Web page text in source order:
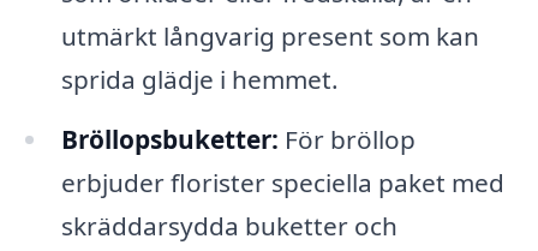
utmärkt långvarig present som kan
sprida glädje i hemmet.
Bröllopsbuketter: För bröllop
erbjuder florister speciella paket med
skräddarsydda buketter och